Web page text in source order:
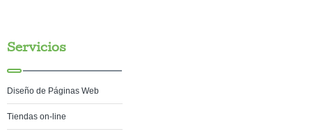
Servicios
Diseño de Páginas Web
Tiendas on-line